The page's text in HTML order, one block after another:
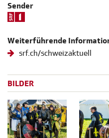
Sender
Weiterführende
srf.ch/schweizaktuell
BILDER